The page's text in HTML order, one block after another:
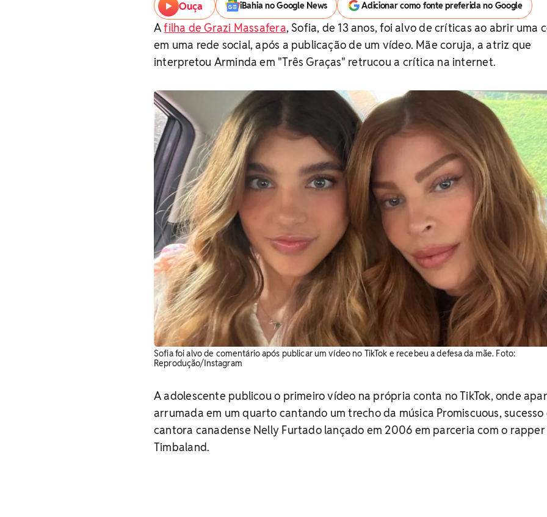
Ouça iBahia no Google News Adicionar como fonte preferida no Google
Afilha de Grazi Massafera, Sofia, de 13 anos, foi alvo de críticas ao abrir uma
em uma rede social, após a publicação de um vídeo. Mãe coruja, a atriz que
interpretou Arminda em "Três Graças" retrucou a crítica na internet.
Sofia foi alvo de comentário após publicar um vídeo no TikTok e recebeu a defesa da mãe. Foto:
Reprodução/Instagram
A adolescente publicou o primeiro vídeo na própria conta no TikTok, onde
arrumada em um quarto cantando um trecho da música Promiscuous, sucesso
cantora canadense Nelly Furtado lançado em 2006 em parceria com o rapper
Timbaland.